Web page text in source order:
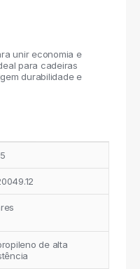
unir economia e
para cadeiras
durabilidade e
de alta